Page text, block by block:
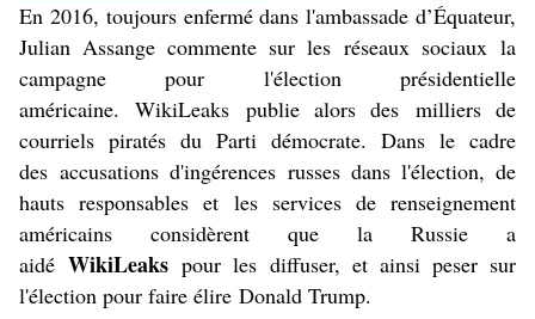
En 2016, toujours enfermé dans l'ambassade d’Équateur,
Julian Assange commente sur les réseaux sociaux la
campagne pour l'élection présidentielle
américaine.WikiLeaks publie alors des milliers de
courriels piratés du Parti démocrate. Dans le cadre
desaccusations d'ingérences russes dans l'élection, de
hauts responsables et les services de renseignement
américains considèrent que la Russie a
aidéWikiLeaks pour les diffuser, et ainsi peser sur
l'élection pour faire élire Donald Trump.